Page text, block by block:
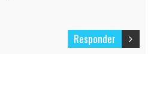
Responder